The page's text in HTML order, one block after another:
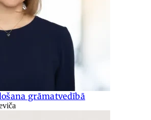
grāmatvedībā